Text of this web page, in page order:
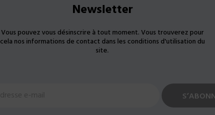
Newsletter
Vous pouvez vous désinscrire à tout moment. Vous trouverez pour
cela nos informations de contact dans les conditions d'utilisation du
site.